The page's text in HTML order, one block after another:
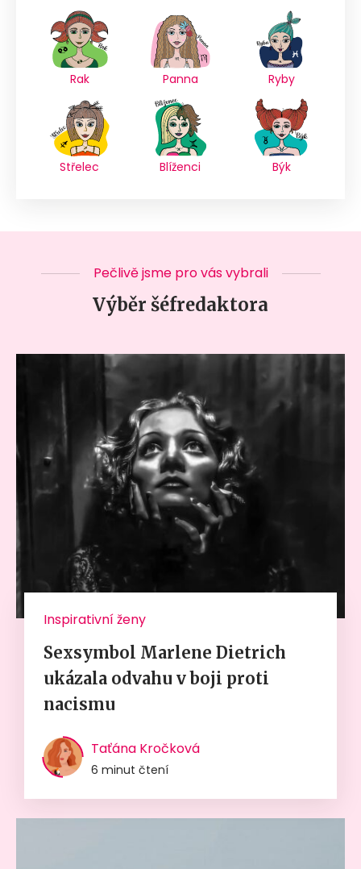
Rak Panna Ryby
Střelec Blíženci Býk
Pečlivě jsme pro vás vybrali
Výběr šéfredaktora
Inspirativní ženy
Sexsymbol Marlene Dietrich
ukázala odvahu v boji proti
nacismu
Taťána Kročková
6 minut čtení